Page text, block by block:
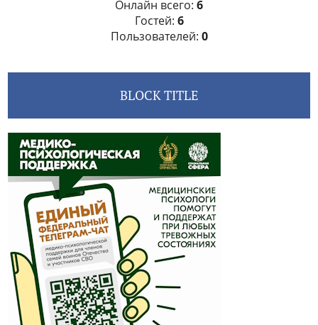
Онлайн всего: 6
Гостей: 6
Пользователей: 0
BLOCK TITLE